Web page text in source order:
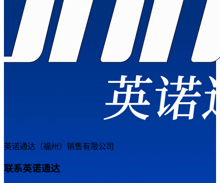
英诺通达（福州）销售有限公司
联系英诺通达